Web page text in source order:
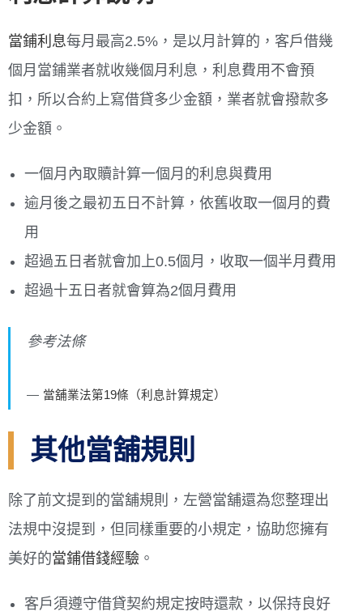
當鋪利息每月最高2.5%，是以月計算的，客戶借幾
個月當鋪業者就收幾個月利息，利息費用不會預
扣，所以合約上寫借貸多少金額，業者就會撥款多
少金額。
一個月內取贖計算一個月的利息與費用
逾月後之最初五日不計算，依舊收取一個月的費
用
超過五日者就會加上0.5個月，收取一個半月費用
超過十五日者就會算為2個月費用
參考法條
當舖業法第19條（利息計算規定）
其他當舖規則
除了前文提到的當舖規則，左營當舖還為您整理出
法規中沒提到，但同樣重要的小規定，協助您擁有
美好的當鋪借錢經驗 。
客戶須遵守借貸契約規定按時還款，以保持良好